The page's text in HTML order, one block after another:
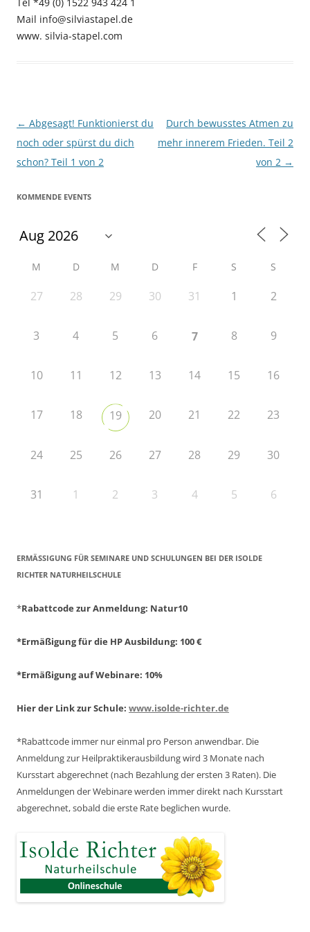
Tel *49 (0) 1522 943 424 1
Mail info@silviastapel.de
www. silvia-stapel.com
Beitragsnavigation
← Abgesagt! Funktionierst du
noch oder spürst du dich
schon? Teil 1 von 2
Durch bewusstes Atmen zu
mehr innerem Frieden. Teil 2
von 2 →
KOMMENDE EVENTS
M D M D F S S
27 28 29 30 31 1 2
3 4 5 6 7 8 9
10 11 12 13 14 15 16
17 18 19 20 21 22 23
24 25 26 27 28 29 30
31 1 2 3 4 5 6
ERMÄSSIGUNG FÜR SEMINARE UND SCHULUNGEN BEI DER ISOLDE R
ICHTER NATURHEILSCHULE
*Rabattcode zur Anmeldung: Natur10
*Ermäßigung für die HP Ausbildung: 100 €
*Ermäßigung auf Webinare: 10%
Hier der Link zur Schule: www.isolde-richter.de
*Rabattcode immer nur einmal pro Person anwendbar. Die
Anmeldung zur Heilpraktikerausbildung wird 3 Monate nach
Kursstart abgerechnet(nach Bezahlung der ersten 3 Raten). Die
Anmeldungen der Webinare werden immer direkt nach Kursstart
abgerechnet,sobald die erste Rate beglichen wurde.